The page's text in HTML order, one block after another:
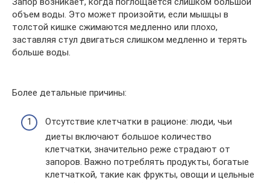
объем воды. Это может произойти, если мышцы в
толстой кишке сжимаются медленно или плохо,
заставляя стул двигаться слишком медленно и терять
больше воды.
Более детальные причины:
Отсутствие клетчатки в рационе: люди, чьи
диеты включают большое количество
клетчатки, значительно реже страдают от
запоров. Важно потреблять продукты, богатые
клетчаткой, такие как фрукты, овощи и цельные